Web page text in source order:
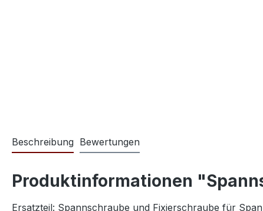
Beschreibung Bewertungen
Produktinformationen
Ersatzteil: Spannschraube und Fixierschraube für